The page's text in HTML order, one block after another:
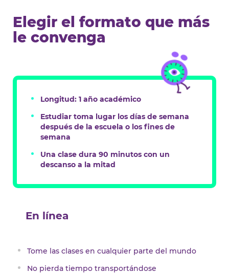
Elegir el formato que más
le convenga
Longitud: 1 año académico
Estudiar toma lugar los días de semana
después de la escuela o los fines de
semana
Una clase dura 90 minutos con un
descanso a la mitad
En línea
Tome las clases en cualquier parte del mundo
No pierda tiempo transportándose